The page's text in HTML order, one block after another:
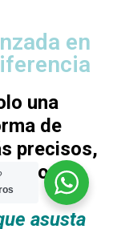
en
una
de
precisos,
asusta